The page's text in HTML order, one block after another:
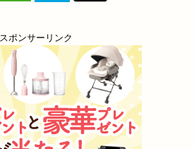
スポンサーリンク